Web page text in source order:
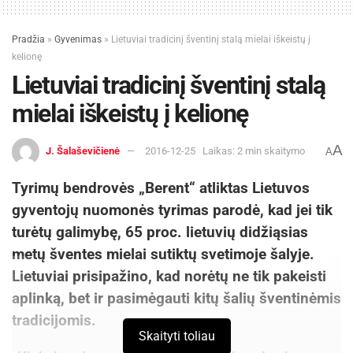
gaminsite kūčiukus, galite pagalvoti ir apie juos,
kaip apie priedą prie dovanos, o gal net pačią
dovaną. Puiki idėja, kaip nustebinti draugus ar
šeimą – kalėdinis gerų prisiminimų stiklainis.
Surašykite ant nedidelių lapelių smagius
prisiminimus apie momentus, kuriuos patyrėte
kartu su draugu, kuriam juos dovanojate. Lapelius
sulankstykite ir įmaišykite tarp kūčiukų. Kūčiukus
kartu su lapeliais suberkite į didelį stiklainį,
apriškite kaspinu, o ant stiklainio užklijuokite
lapelį su kalėdiniu palinkėjimu. Juk pagrindinė
Kalėdų esmė – dalintis šiltomis emocijomis su
tais, kurie mums brangiausi!
Tradiciniai lietuviški kūčiukai:
Pradžia » Gyvenimas » Lietuviai tradicinį šventinį stalą mielai iškeistų į
kelionę
Lietuviai tradicinį šventinį stalą
mielai iškeistų į kelionę
J. Šalaševičienė 2016-12-25 Laikas: 2 min skaitymo AA
Tyrimų bendrovės „Berent“ atliktas Lietuvos
gyventojų nuomonės tyrimas parodė, kad jei tik
turėtų galimybę, 65 proc. lietuvių didžiąsias
metų šventes mielai sutiktų svetimoje šalyje.
Lietuviai prisipažino, kad norėtų ne tik pakeisti
aplinką, bet ir pasimėgauti kitų šalių šventinėmis
tradicijomis.
Skaityti toliau